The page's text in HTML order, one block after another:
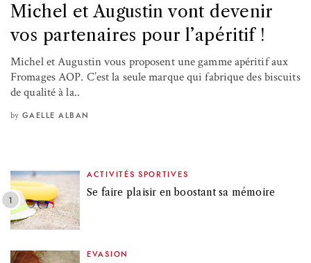
Michel et Augustin vont devenir
vos partenaires pour l’apéritif !
Michel et Augustin vous proposent une gamme apéritif aux
Fromages AOP. C’est la seule marque qui fabrique des biscuits
de qualité à la..
by GAELLE ALBAN
ACTIVITÉS SPORTIVES
Se faire plaisir en boostant sa mémoire
EVASION